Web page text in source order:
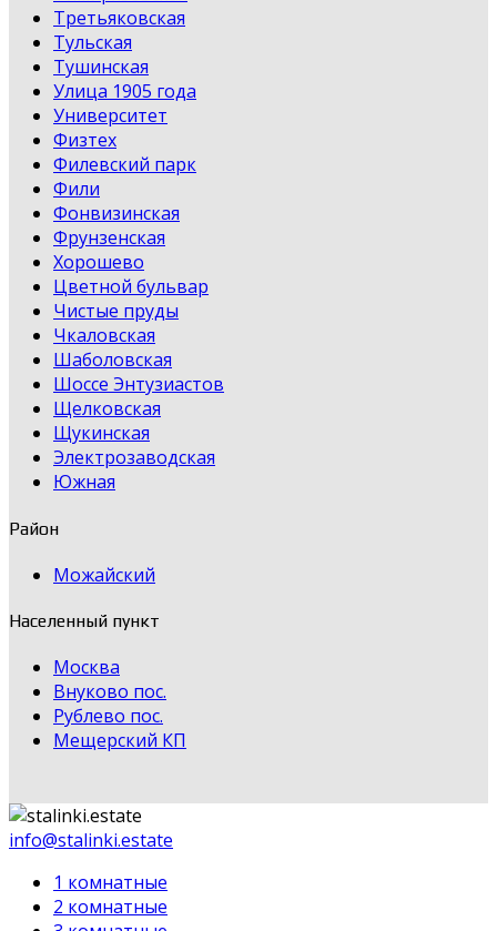
Третьяковская
Тульская
Тушинская
Улица 1905 года
Университет
Физтех
Филевский парк
Фили
Фонвизинская
Фрунзенская
Хорошево
Цветной бульвар
Чистые пруды
Чкаловская
Шаболовская
Шоссе Энтузиастов
Щелковская
Щукинская
Электрозаводская
Южная
Район
Можайский
Населенный пункт
Москва
Внуково пос.
Рублево пос.
Мещерский КП
info@stalinki.estate
1 комнатные
2 комнатные